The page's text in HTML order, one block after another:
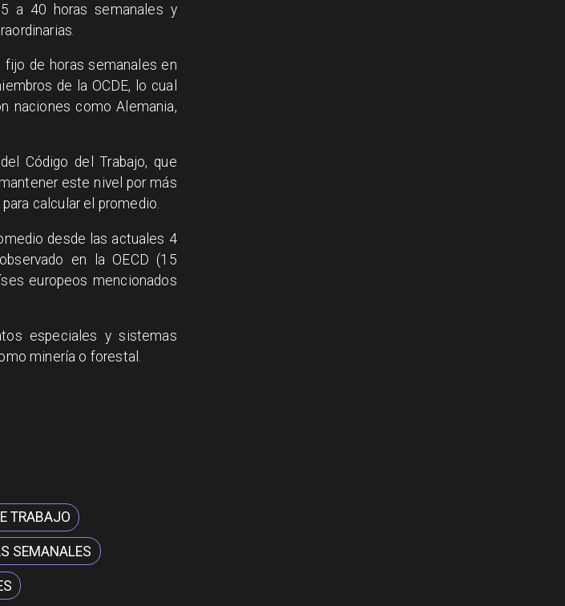
a 40 horas semanales y
de horas semanales en
de la OCDE, lo cual
naciones como Alemania,
Código del Trabajo, que
este nivel por más
calcular el promedio.
desde las actuales 4
en la OECD (15
europeos mencionados
especiales y sistemas
minería o forestal.
TRABAJO
SEMANALES